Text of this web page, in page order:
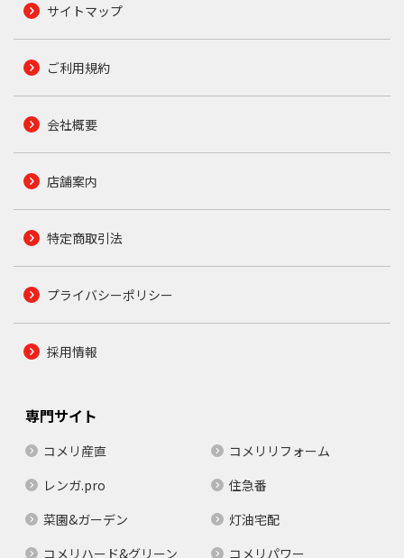
サイトマップ
ご利用規約
会社概要
店舗案内
特定商取引法
プライバシーポリシー
採用情報
専門サイト
コメリ産直
コメリリフォーム
レンガ.pro
住急番
菜園&ガーデン
灯油宅配
コメリハード&グリーン
コメリパワー